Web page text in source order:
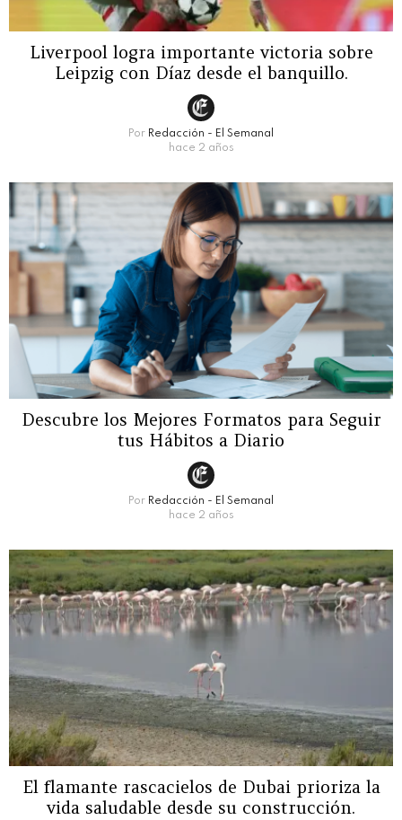
Liverpool logra importante victoria sobre
Leipzig con Díaz desde el banquillo.
Por Redacción - El Semanal
hace 2 años
Descubre los Mejores Formatos para Seguir
tus Hábitos a Diario
Por Redacción - El Semanal
hace 2 años
El flamante rascacielos de Dubai prioriza la
vida saludable desde su construcción.